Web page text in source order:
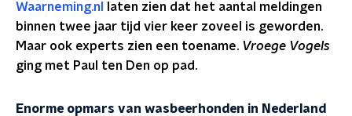
Waarneming.nl
laten zien dat het aantal meldingen
binnen twee jaar tijd vier keer zoveel is geworden.
Maar ook experts zien een toename. Vroege Vogels
ging met Paul ten Den op pad.
Enorme opmars van wasbeerhonden in Nederland